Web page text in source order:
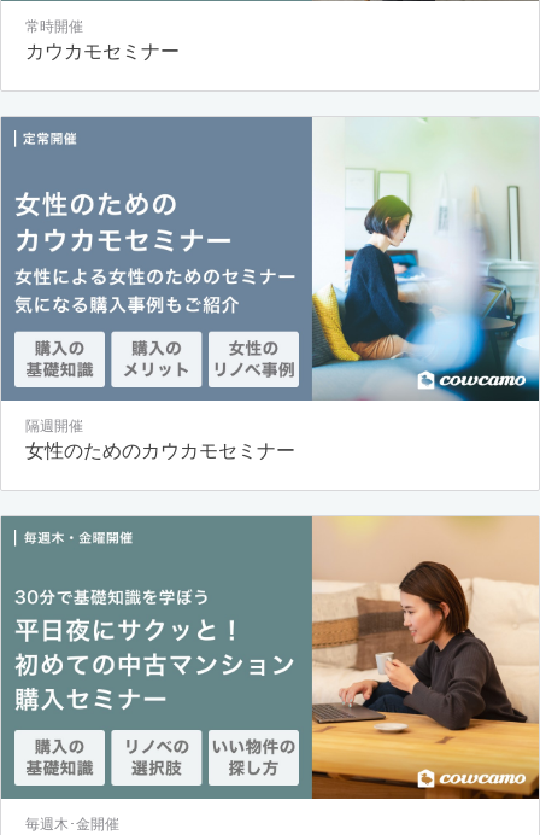
常時開催
カウカモセミナー
隔週開催
女性のためのカウカモセミナー
毎週木･金開催